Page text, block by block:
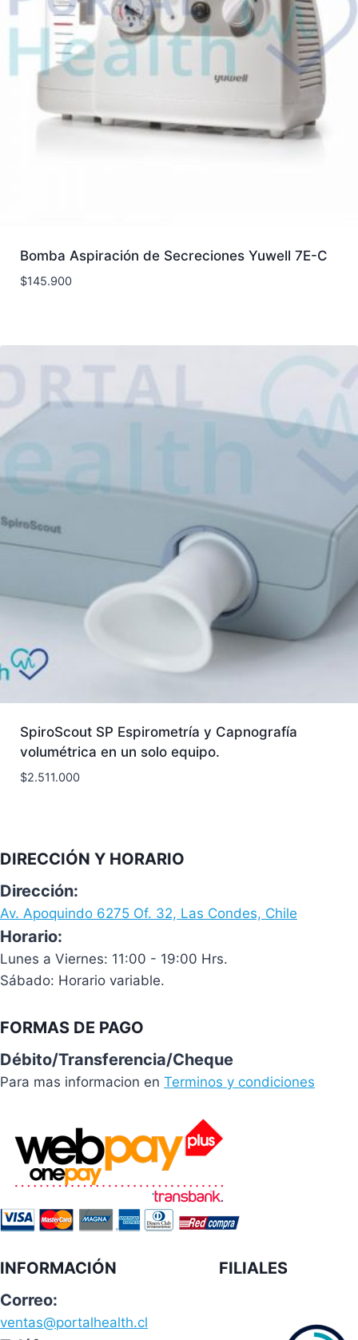
Bomba Aspiración de Secreciones Yuwell 7E-C
$145.900
SpiroScout SP Espirometría y Capnografía
volumétrica en un solo equipo.
$2.511.000
DIRECCIÓN Y HORARIO
Dirección:
Av. Apoquindo 6275 Of. 32, Las Condes, Chile
Horario:
Lunes a Viernes: 11:00 - 19:00 Hrs.
Sábado: Horario variable.
FORMAS DE PAGO
Débito/Transferencia/Cheque
Para mas informacion en Terminos y condiciones
INFORMACIÓN
Correo:
ventas@portalhealth.cl
FILIALES